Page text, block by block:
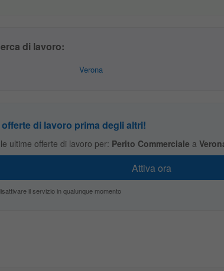
di lavoro:
Verona
di lavoro prima degli altri!
ultime offerte di lavoro per: Perito Commerciale a
il servizio in qualunque momento